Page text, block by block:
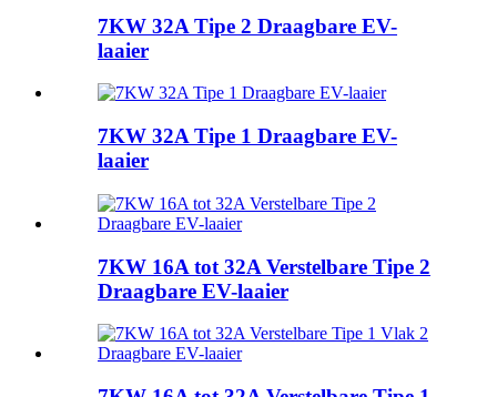
7KW 32A Tipe 2 Draagbare EV-
laaier
7KW 32A Tipe 1 Draagbare EV-
laaier
7KW 16A tot 32A Verstelbare Tipe 2
Draagbare EV-laaier